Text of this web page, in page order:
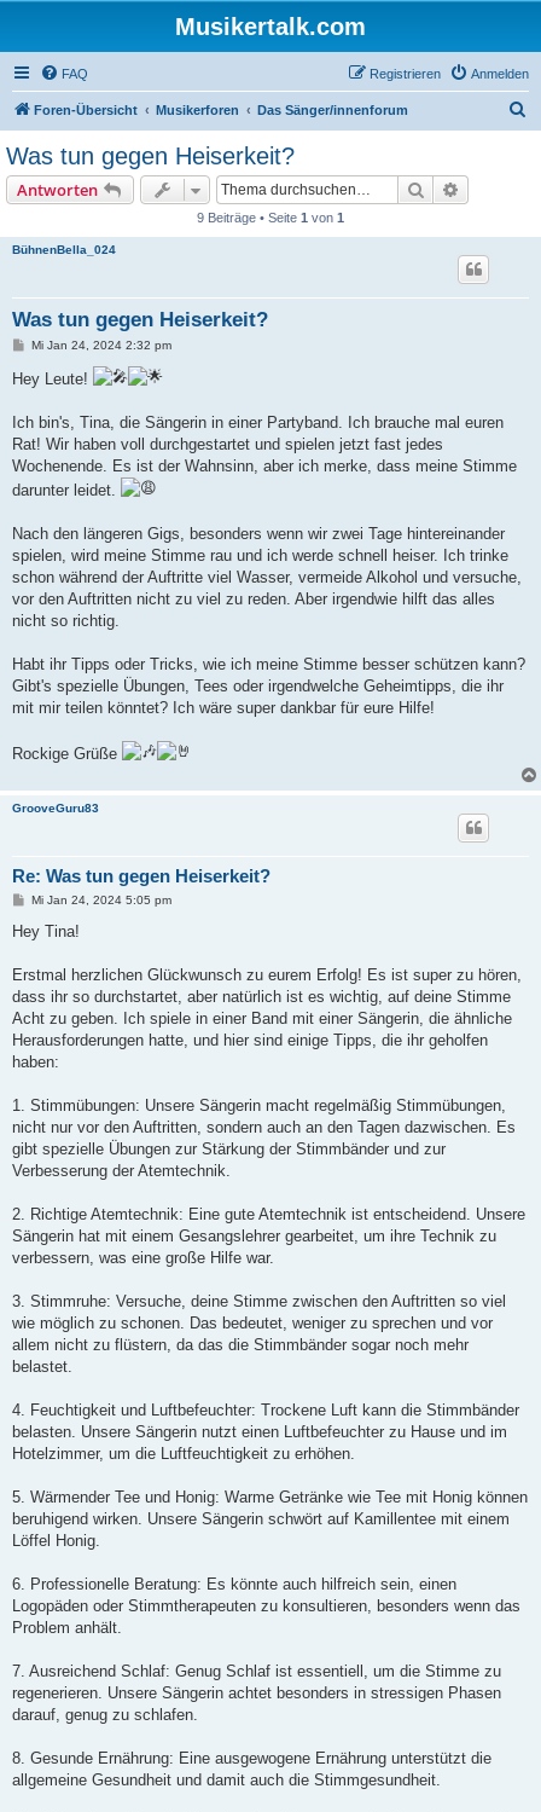
Musikertalk.com
FAQ Anmelden
Registrieren
Foren-Übersicht Musikerforen Das Sänger/innenforum
Was tun gegen Heiserkeit?
Antworten Suche
9 Beiträge • Seite 1 von 1
BühnenBella_024
Was tun gegen Heiserkeit?
B
t
a
g
Mi Jan 24, 2024 2:32 pm
Hey Leute!
Ich bin's, Tina, die Sängerin in einer Partyband. Ich brauche mal euren
Rat! Wir haben voll durchgestartet und spielen jetzt fast jedes
Wochenende. Es ist der Wahnsinn, aber ich merke, dass meine Stimme
darunter leidet.
Nach den längeren Gigs, besonders wenn wir zwei Tage hintereinander
spielen, wird meine Stimme rau und ich werde schnell heiser. Ich trinke
schon während der Auftritte viel Wasser, vermeide Alkohol und versuche,
vor den Auftritten nicht zu viel zu reden. Aber irgendwie hilft das alles
nicht so richtig.
Habt ihr Tipps oder Tricks, wie ich meine Stimme besser schützen kann?
Gibt's spezielle Übungen, Tees oder irgendwelche Geheimtipps, die ihr
mit mir teilen könntet? Ich wäre super dankbar für eure Hilfe!
Rockige Grüße
GrooveGuru83
Re: Was tun gegen Heiserkeit?
B
i
a
Mi Jan 24, 2024 5:05 pm
Hey Tina!
Erstmal herzlichen Glückwunsch zu eurem Erfolg! Es ist super zu hören,
dass ihr so durchstartet, aber natürlich ist es wichtig, auf deine Stimme
Acht zu geben. Ich spiele in einer Band mit einer Sängerin, die ähnliche
Herausforderungen hatte, und hier sind einige Tipps, die ihr geholfen
haben:
1. Stimmübungen: Unsere Sängerin macht regelmäßig Stimmübungen,
nicht nur vor den Auftritten, sondern auch an den Tagen dazwischen. Es
gibt spezielle Übungen zur Stärkung der Stimmbänder und zur
Verbesserung der Atemtechnik.
2. Richtige Atemtechnik: Eine gute Atemtechnik ist entscheidend. Unsere
Sängerin hat mit einem Gesangslehrer gearbeitet, um ihre Technik zu
verbessern, was eine große Hilfe war.
3. Stimmruhe: Versuche, deine Stimme zwischen den Auftritten so viel
wie möglich zu schonen. Das bedeutet, weniger zu sprechen und vor
allem nicht zu flüstern, da das die Stimmbänder sogar noch mehr
belastet.
4. Feuchtigkeit und Luftbefeuchter: Trockene Luft kann die Stimmbänder
belasten. Unsere Sängerin nutzt einen Luftbefeuchter zu Hause und im
Hotelzimmer, um die Luftfeuchtigkeit zu erhöhen.
5. Wärmender Tee und Honig: Warme Getränke wie Tee mit Honig können
beruhigend wirken. Unsere Sängerin schwört auf Kamillentee mit einem
Löffel Honig.
6. Professionelle Beratung: Es könnte auch hilfreich sein, einen
Logopäden oder Stimmtherapeuten zu konsultieren, besonders wenn das
Problem anhält.
7. Ausreichend Schlaf: Genug Schlaf ist essentiell, um die Stimme zu
regenerieren. Unsere Sängerin achtet besonders in stressigen Phasen
darauf, genug zu schlafen.
8. Gesunde Ernährung: Eine ausgewogene Ernährung unterstützt die
allgemeine Gesundheit und damit auch die Stimmgesundheit.